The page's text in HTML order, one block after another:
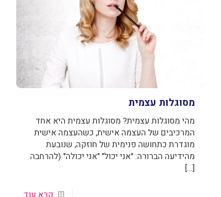
מסוגלות עצמית
מהי מסוגלות עצמית? מסוגלות עצמית היא אחד
המרכיבים של העצמה אישית, כשהעצמה אישית
מוגדרת כתחושה פנימית של חוזקה, שנובעת
מהידיעה הברורה: "אני יכול" "אני יכולה" (להרחבה
[…]